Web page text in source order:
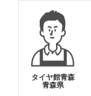
タイヤ館青森
青森県